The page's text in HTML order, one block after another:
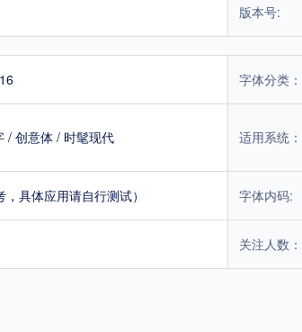
版本号:
字体分类：
/ 创意体 / 时髦现代 适用系统：
具体应用请自行测试） 字体内码:
关注人数：